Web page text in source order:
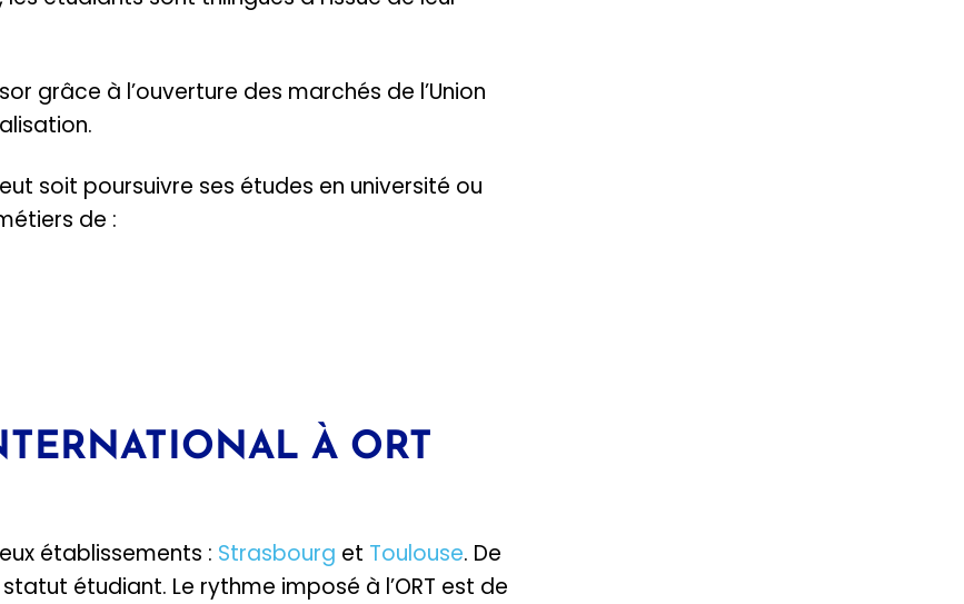
grâce à l’ouverture des marchés de l’Union
soit poursuivre ses études en université ou
de :
À ORT
établissements : Strasbourg et Toulouse. De
étudiant. Le rythme imposé à l’ORT est de